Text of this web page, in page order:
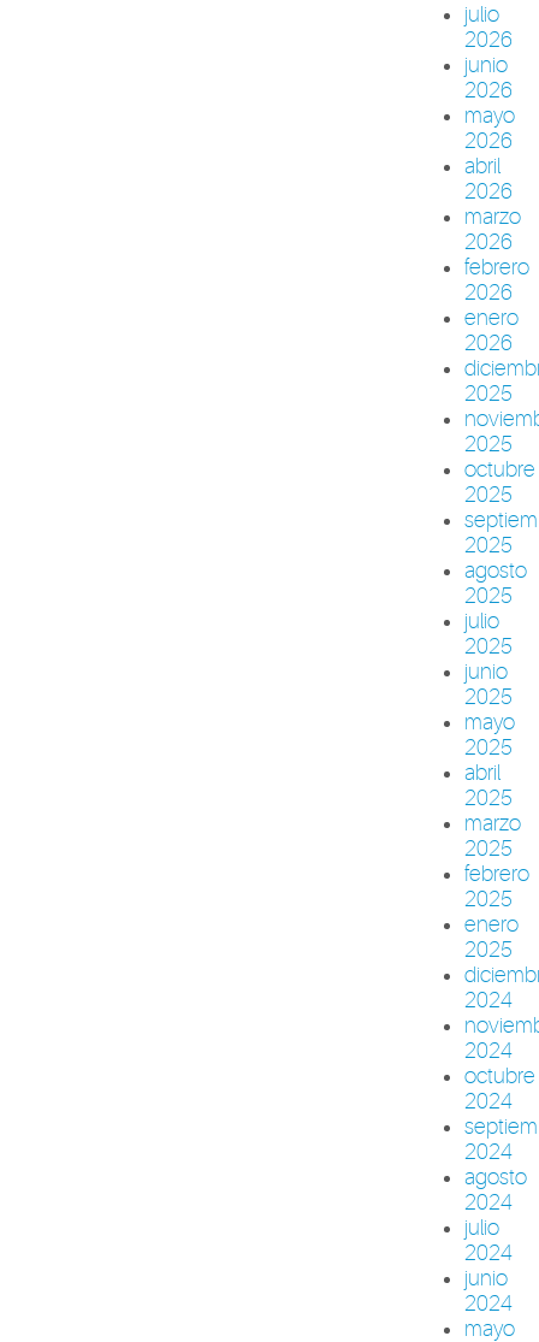
julio
2026
junio
2026
mayo
2026
abril
2026
marzo
2026
febrero
2026
enero
2026
2025
2025
octubre
2025
2025
agosto
2025
julio
2025
junio
2025
mayo
2025
abril
2025
marzo
2025
febrero
2025
enero
2025
2024
2024
octubre
2024
2024
agosto
2024
julio
2024
junio
2024
mayo